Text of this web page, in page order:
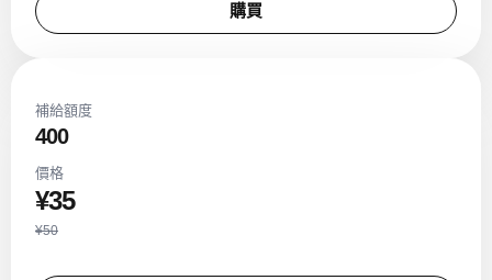
購買
補給額度
400
價格
¥35
¥50